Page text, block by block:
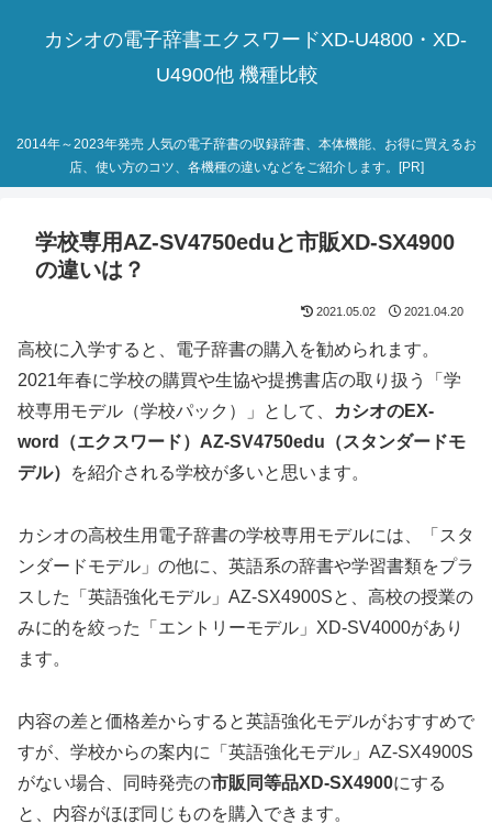
カシオの電子辞書エクスワードXD-U4800・XD-
U4900他 機種比較
2014年～2023年発売 人気の電子辞書の収録辞書、本体機能、お得に買えるお
店、使い方のコツ、各機種の違いなどをご紹介します。[PR]
学校専用AZ-SV4750eduと市販XD-SX4900
の違いは？
2021.05.02 2021.04.20
高校に入学すると、電子辞書の購入を勧められます。
2021年春に学校の購買や生協や提携書店の取り扱う「学
校専用モデル（学校パック）」として、
カシオのEX-
word（エクスワード）AZ-SV4750edu（スタンダードモ
デル）
を紹介される学校が多いと思います。
カシオの高校生用電子辞書の学校専用モデルには、「スタ
ンダードモデル」の他に、英語系の辞書や学習書類をプラ
スした「英語強化モデル」AZ-SX4900Sと、高校の授業の
みに的を絞った「エントリーモデル」XD-SV4000があり
ます。
内容の差と価格差からすると英語強化モデルがおすすめで
すが、学校からの案内に「英語強化モデル」AZ-SX4900S
がない場合、同時発売の市販同等品XD-SX4900にする
と、内容がほぼ同じものを購入できます。